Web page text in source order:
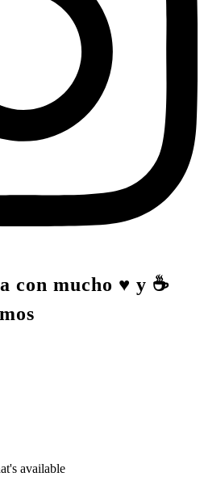
con mucho ♥️ y ☕
available